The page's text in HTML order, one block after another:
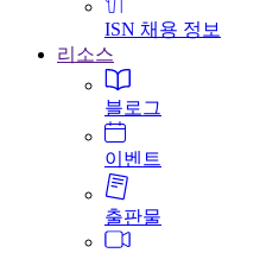
ISN 채용 정보
리소스
블로그
이벤트
출판물